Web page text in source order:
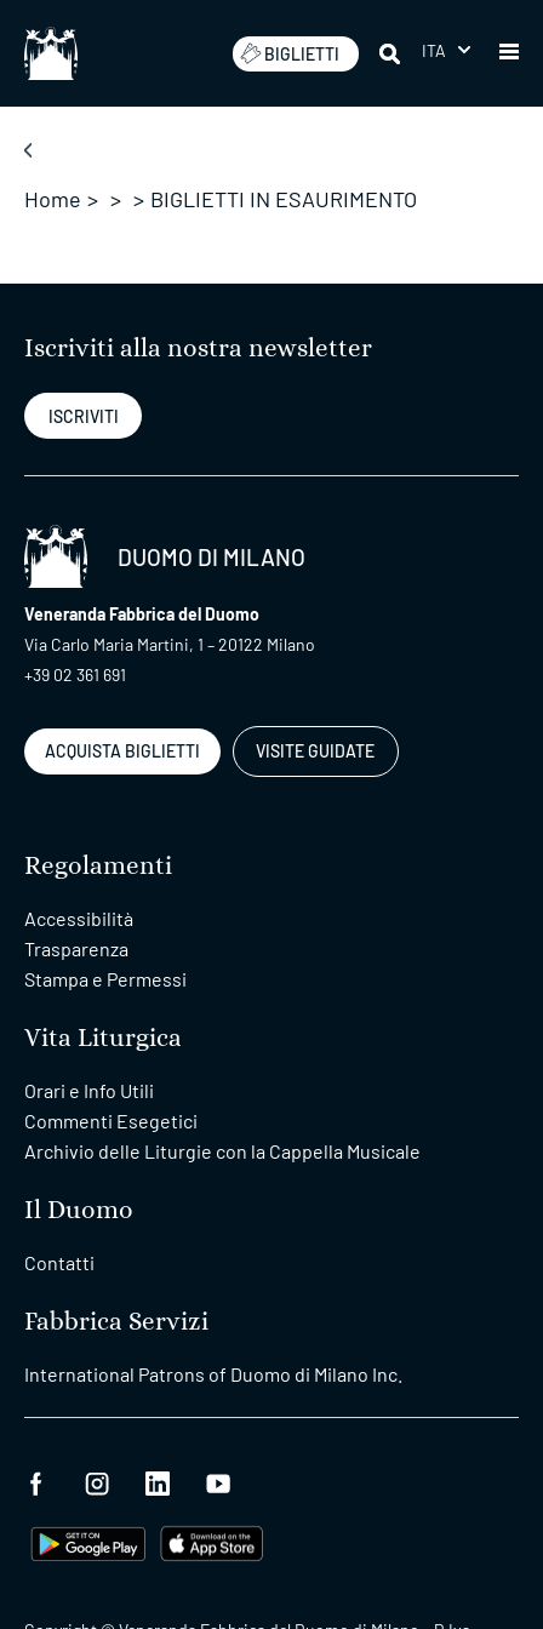
BIGLIETTI ITA
Home > > > BIGLIETTI IN ESAURIMENTO
Iscriviti alla nostra newsletter
ISCRIVITI
DUOMO DI MILANO
Veneranda Fabbrica del Duomo
Via Carlo Maria Martini, 1 – 20122 Milano
+39 02 361 691
ACQUISTA BIGLIETTI VISITE GUIDATE
Regolamenti
Accessibilità
Trasparenza
Stampa e Permessi
Vita Liturgica
Orari e Info Utili
Commenti Esegetici
Archivio delle Liturgie con la Cappella Musicale
Il Duomo
Contatti
Fabbrica Servizi
International Patrons of Duomo di Milano Inc.